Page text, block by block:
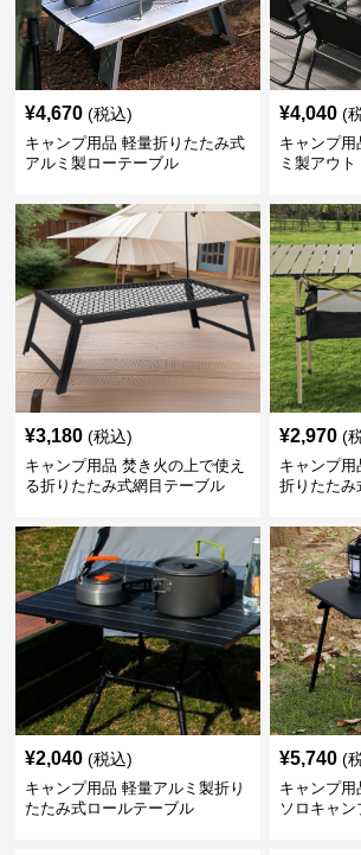
¥4,670 (税込)
キャンプ用品 軽量折りたたみ式
アルミ製ローテーブル
¥4,040 (
キャンプ
ミ製アウ
¥3,180 (税込)
キャンプ用品 焚き火の上で使え
る折りたたみ式網目テーブル
¥2,970 (
キャンプ用
折りたたみ
¥2,040 (税込)
キャンプ用品 軽量アルミ製折り
たたみ式ロールテーブル
¥5,740 (
キャンプ
ソロキャ